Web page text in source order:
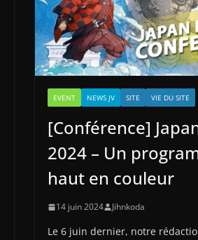
EVENT NEWS JV SITE VIE DU SITE
[Conférence]
2024 – Un
haut en couleur
14 juin 2024 Jihnkoda
Le 6 juin dernier, notre